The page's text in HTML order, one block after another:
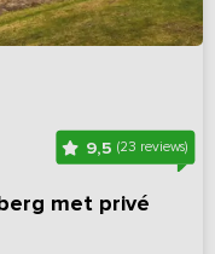
9,5 (23 reviews)
met privé